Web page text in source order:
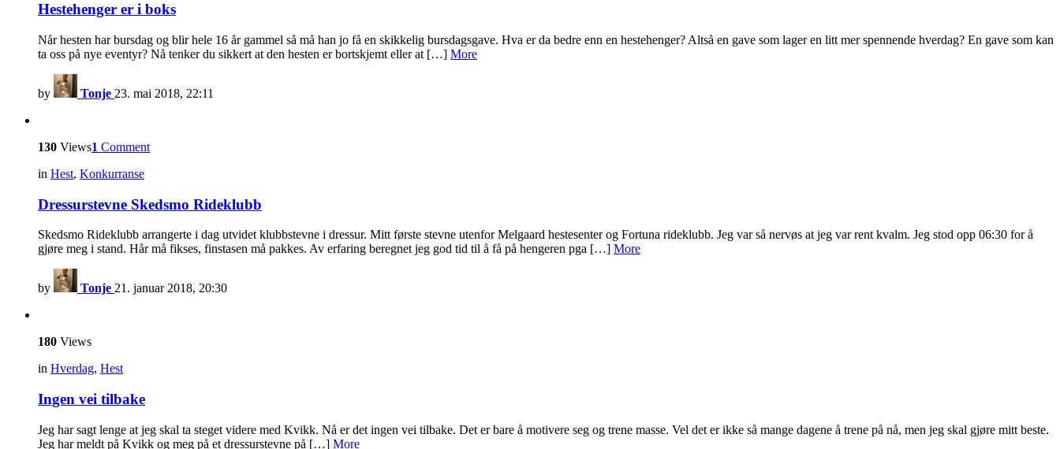
Hestehenger er i boks
Når hesten har bursdag og blir hele 16 år gammel så må han jo få en skikkelig bursdagsgave. Hva er da bedre enn en hestehenger? Altså en gave som lager en litt mer spennende hverdag? En gave som kan
ta oss på nye eventyr? Nå tenker du sikkert at den hesten er bortskjemt eller at […] More
by Tonje 23. mai 2018, 22:11
130 Views1 Comment
in Hest, Konkurranse
Dressurstevne Skedsmo Rideklubb
Skedsmo Rideklubb arrangerte i dag utvidet klubbstevne i dressur. Mitt første stevne utenfor Melgaard hestesenter og Fortuna rideklubb. Jeg var så nervøs at jeg var rent kvalm. Jeg stod opp 06:30 for å
gjøre meg i stand. Hår må fikses, finstasen må pakkes. Av erfaring beregnet jeg god tid til å få på hengeren pga […] More
by Tonje 21. januar 2018, 20:30
180 Views
in Hverdag, Hest
Ingen vei tilbake
Jeg har sagt lenge at jeg skal ta steget videre med Kvikk. Nå er det ingen vei tilbake. Det er bare å motivere seg og trene masse. Vel det er ikke så mange dagene å trene på nå, men jeg skal gjøre mitt beste.
Jeg har meldt på Kvikk og meg på et dressurstevne på […] More